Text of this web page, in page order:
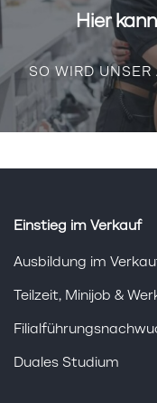
Hier
SO WIRD UNSER
Einstieg im Verkauf
Ausbildung im
Teilzeit, Minijob &
Duales Studium